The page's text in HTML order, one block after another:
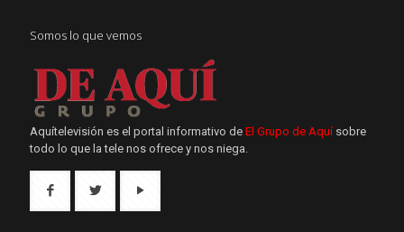
Somos lo que vemos
Aquítelevisión es el portal informativo de El Grupo de Aquí sobre
todo lo que la tele nos ofrece y nos niega.